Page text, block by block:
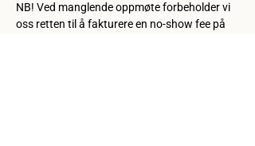
NB! Ved manglende oppmøte forbeholder vi
oss retten til å fakturere en no-show fee på